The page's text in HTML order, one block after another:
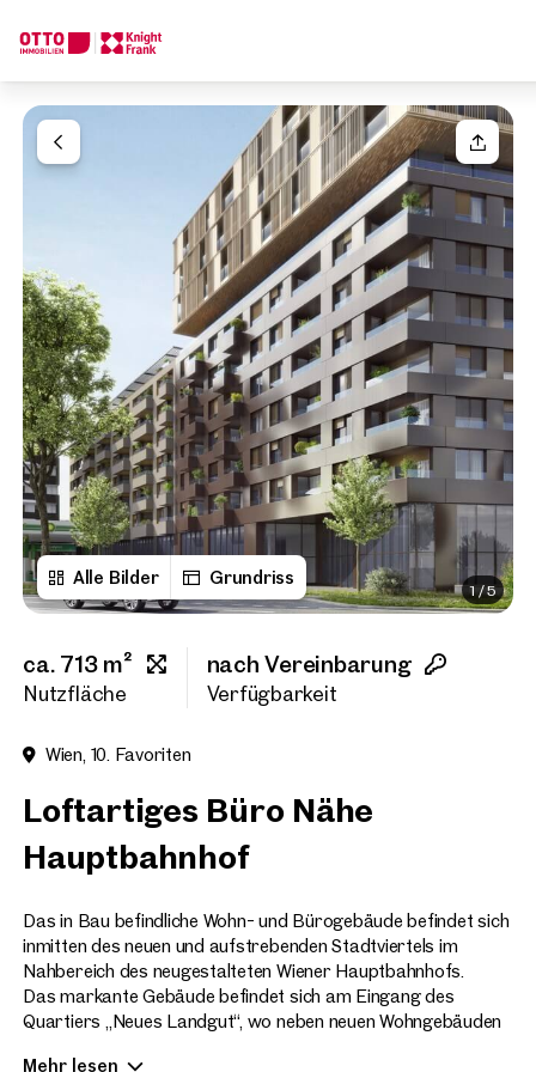
Alle Bilder Grundriss
1/5
ca. 713 m²
Nutzfläche
nach Vereinbarung
Verfügbarkeit
Wien, 10. Favoriten
Loftartiges Büro Nähe
Hauptbahnhof
Das in Bau befindliche Wohn- und Bürogebäude befindet sich
inmitten des neuen und aufstrebenden Stadtviertels im
Nahbereich des neugestalteten Wiener Hauptbahnhofs.
Das markante Gebäude befindet sich am Eingang des
Quartiers „Neues Landgut“, wo neben neuen Wohngebäuden
Mehr lesen
Ihre Anfrage
Ihre Nachricht
Anrede
Bitte wählen
Titel(optional)
Vorname
Nachname
Rückruf-Service
Ich habe die AGB und
Ich möchte regelmäßig
Wir finden Ihre
Traumimmobilie
Sagen Sie uns was Sie suchen und wir finden Ihre
Wie möchten Sie uns kontaktieren?
Immobilie konfigurieren & finden lassen
Direkte:r Ansprechpartner:in
Anrufen oder Rückruf vereinbaren